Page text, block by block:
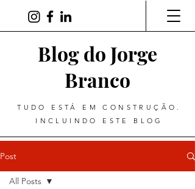
Blog do Jorge
Branco
TUDO ESTÁ EM CONSTRUÇÃO.
INCLUINDO ESTE BLOG
Post
All Posts